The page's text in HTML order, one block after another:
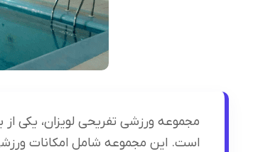
مجموعه ورزشی تفریحی لویزان، یکی
است. این مجموعه شامل امکانات